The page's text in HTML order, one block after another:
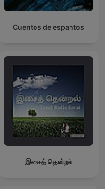
Cuentos de espantos
இசைத் தென்றல்